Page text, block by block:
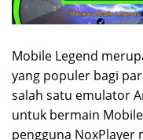
Mobile Legend
yang populer bagi
salah satu emulator
untuk bermain
pengguna NoxPlayer